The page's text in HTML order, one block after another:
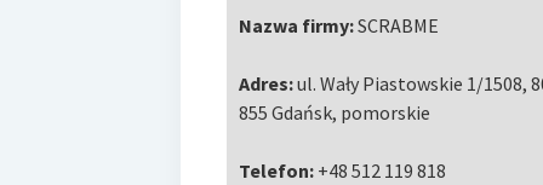
Nazwa firmy:SCRABME
Adres:ul. Wały Piastowskie 1/1508,
855 Gdańsk, pomorskie
Telefon: +48 512 119 818